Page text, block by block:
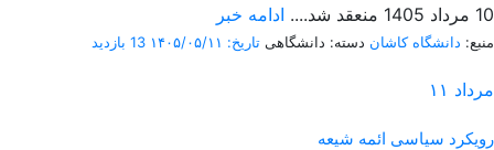
10 مرداد 1405 منعقد شد....
ادامه خبر
منبع: دانشگاه کاشان دسته: دانشگاهی تاریخ: ۱۴۰۵/۰۵/۱۱ 13 بازدید
۱۱ مرداد
رویکرد سیاسی ائمه شیعه